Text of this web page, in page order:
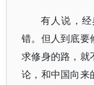
有人说，
错。但人到底要
求修身的路，就
论，和中国向来